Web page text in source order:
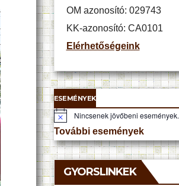
OM azonosító: 029743
KK-azonosító: CA0101
Elérhetőségeink
ESEMÉNYEK
N
o
t
i
c
e
Nincsenek jövőbeni események.
További események
GYORSLINKEK